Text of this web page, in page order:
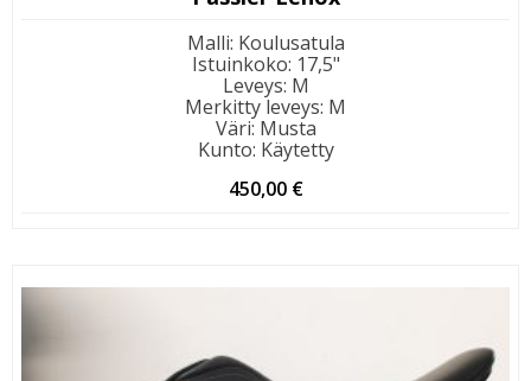
Malli: Koulusatula
Istuinkoko: 17,5"
Leveys: M
Merkitty leveys: M
Väri: Musta
Kunto: Käytetty
450,00 €